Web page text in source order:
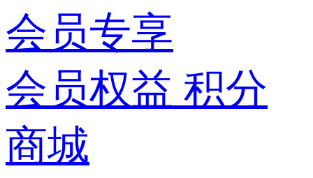
会员专享
会员权益 积分
商城